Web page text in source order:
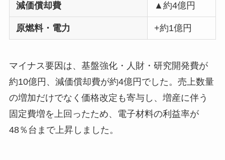
減価償却費 ▲約4億円
原燃料・電力 +約1億円
マイナス要因は、基盤強化・人財・研究開発費が
約10億円、減価償却費が約4億円でした。売上数量
の増加だけでなく価格改定も寄与し、増産に伴う
固定費増を上回ったため、電子材料の利益率が
48％台まで上昇しました。